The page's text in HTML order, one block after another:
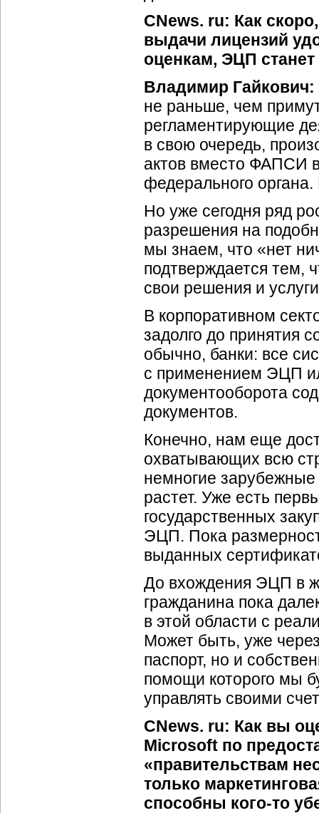
CNews. ru: Как
выдачи лицензий
оценкам, ЭЦП
Владимир Гайкович:
не раньше, чем
регламентирующие
в свою очередь,
актов вместо ФАПСИ
федерального
Но уже сегодня ряд
разрешения на
мы знаем, что «нет
подтверждается тем,
свои решения и
В корпоративном
задолго до принятия
обычно, банки: все
с применением ЭЦП
документооборота
документов.
Конечно, нам еще
охватывающих всю
немногие
растет. Уже есть
государственных
ЭЦП. Пока
выданных
До вхождения ЭЦП в
гражданина пока
в этой области с
Может быть, уже
паспорт, но и
помощи которого мы
управлять своими
CNews. ru: Как вы
Microsoft по
«правительствам
только
способны кого-то